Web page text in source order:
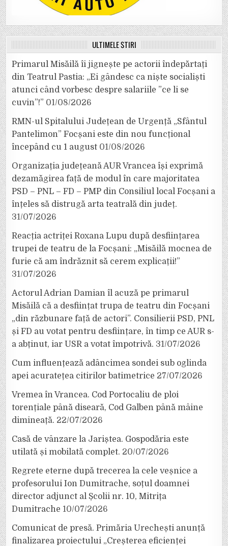
ULTIMELE ȘTIRI
Primarul Misăilă îi jignește pe actorii îndepărtați
din Teatrul Pastia: „Ei gândesc ca niște socialiști
atunci când vorbesc despre salariile ”ce li se
cuvin”!” 01/08/2026
RMN-ul Spitalului Județean de Urgență „Sfântul
Pantelimon” Focșani este din nou funcțional
începând cu 1 august 01/08/2026
Organizația județeană AUR Vrancea își exprimă
dezamăgirea față de modul în care majoritatea
PSD – PNL – FD – PMP din Consiliul local Focșani a
înțeles să distrugă arta teatrală din județ.
31/07/2026
Reacția actriței Roxana Lupu după desființarea
trupei de teatru de la Focșani: „Misăilă mocnea de
furie că am îndrăznit să cerem explicații!”
31/07/2026
Actorul Adrian Damian îl acuză pe primarul
Misăilă că a desființat trupa de teatru din Focșani
„din răzbunare față de actori”. Consilierii PSD, PNL
și FD au votat pentru desființare, în timp ce AUR s-
a abținut, iar USR a votat împotrivă. 31/07/2026
Cum influențează adâncimea sondei sub oglinda
apei acuratețea citirilor batimetrice 27/07/2026
Vremea în Vrancea. Cod Portocaliu de ploi
torențiale până diseară, Cod Galben până mâine
dimineață. 22/07/2026
Casă de vânzare la Jariștea. Gospodăria este
utilată și mobilată complet. 20/07/2026
Regrete eterne după trecerea la cele veșnice a
profesorului Ion Dumitrache, soțul doamnei
director adjunct al Școlii nr. 10, Mitrița
Dumitrache 10/07/2026
Comunicat de presă. Primăria Urechești anunță
finalizarea proiectului „Creșterea eficienței